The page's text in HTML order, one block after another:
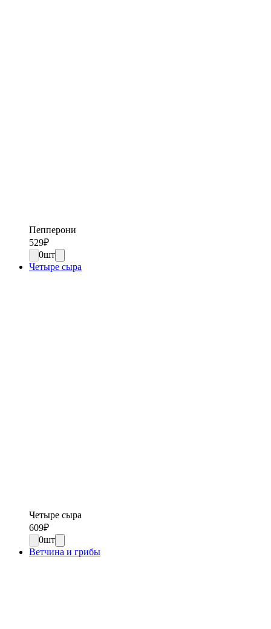
Пепперони
529₽
0шт
Четыре сыра
Четыре сыра
609₽
0шт
Ветчина и грибы